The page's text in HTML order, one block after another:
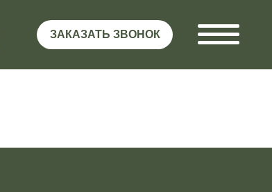
ЗАКАЗАТЬ ЗВОНОК